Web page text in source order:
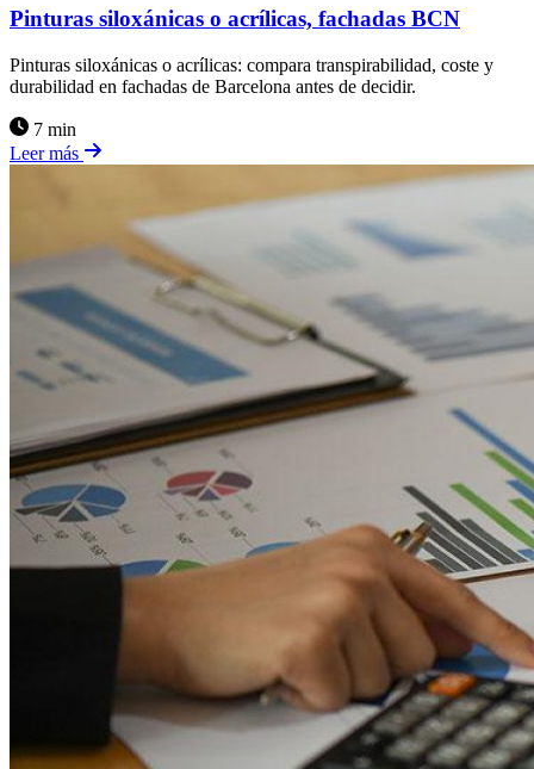
Pinturas siloxánicas o acrílicas, fachadas BCN
Pinturas siloxánicas o acrílicas: compara transpirabilidad, coste y
durabilidad en fachadas de Barcelona antes de decidir.
7 min
Leer más